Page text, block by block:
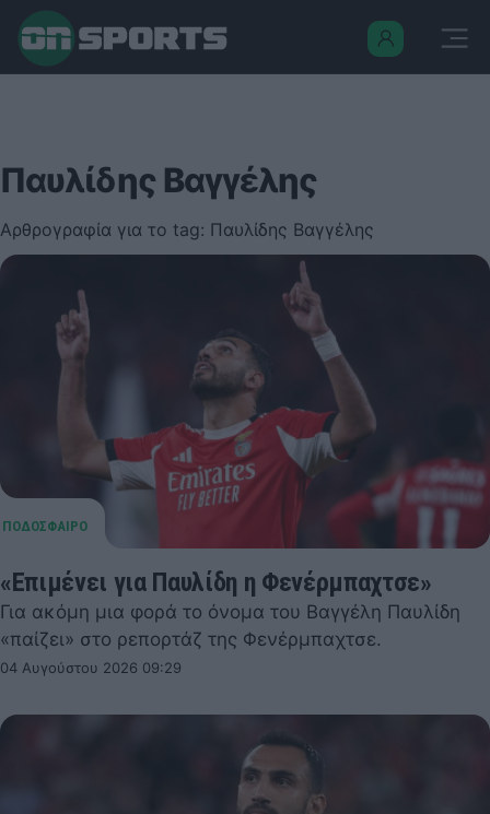
Παυλίδης Βαγγέλης
Αρθρογραφία για το tag: Παυλίδης Βαγγέλης
«Επιμένει για Παυλίδη η Φενέρμπαχτσε»
Για ακόμη μια φορά το όνομα του Βαγγέλη Παυλίδη
«παίζει» στο ρεπορτάζ της Φενέρμπαχτσε.
04 Αυγούστου 2026 09:29